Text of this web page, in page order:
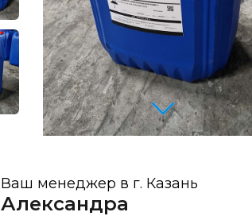
Ваш менеджер в г. Казань
Александра